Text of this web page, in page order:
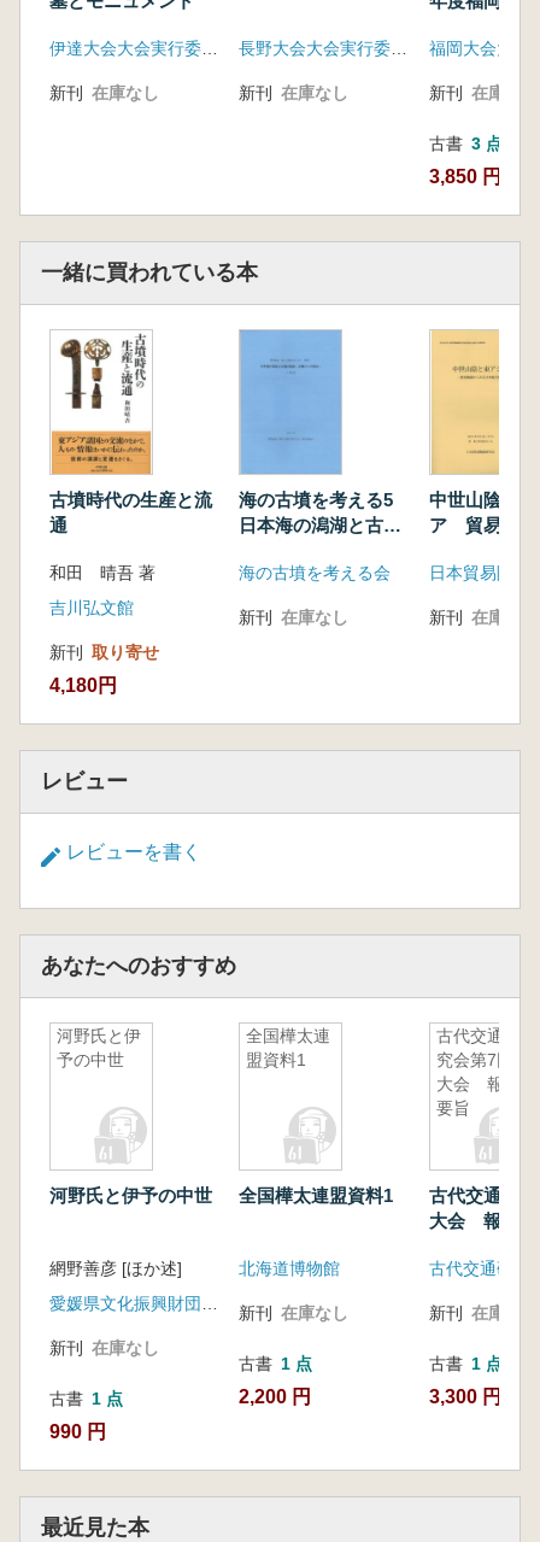
背景
宮武正登 肥前名護屋城と移行期の九州城郭
坂井秀弥 大学教育と文化財保護における現状
杉井 健 熊本大学における考古学教育 考古
学の楽しさを伝えるために
資格 考古調査士資格と学術の間
肥後弘幸 都道府県における文化財保護行政と
大学教育
立花 実 市町村における文化財保護行政と大
学教育
松田陽 欧州・英国における考古学教育
坂井秀弥 大学における考古学教育の実態調査
資料1 アンケートの主な結果
坂井秀弥 資料2「大学教育と文化財保護」の
坂井秀弥 資料3 アンケート質問票 考古学専
攻・考古学コース開設大学実態調査アンケート
伊達大会大会実行委員会
新刊 在庫なし
長野大会大会実行委員会
新刊 在庫なし 新刊 在庫なし
古書 3 点
3,850 円~
一緒に買われている本
古墳時代の生産と流
通
和田 晴吾 著
吉川弘文館
新刊 取り寄せ
4,180円
海の古墳を考える5
日本海の潟湖と古墳
視点
海の古墳を考える会
新刊 在庫なし
中世山陰と
ア 貿易陶磁
日本貿易陶磁
新刊 在庫なし
レビュー
レビューを書く
あなたへのおすすめ
河野氏と伊
予の中世
河野氏と伊予の中世
網野善彦 [ほか述]
新刊 在庫なし
古書 1 点
990 円
全国樺太連
盟資料1
全国樺太連盟資料1
北海道博物館
新刊 在庫なし
古書 1 点
2,200 円
古代交通研
究会第7回
大会 報告
要旨
古代交通研
大会 報告要
古代交通研究
新刊 在庫なし
古書 1 点
3,300 円
最近見た本